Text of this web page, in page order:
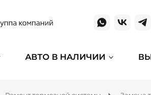
АВТО В НАЛИЧИИ